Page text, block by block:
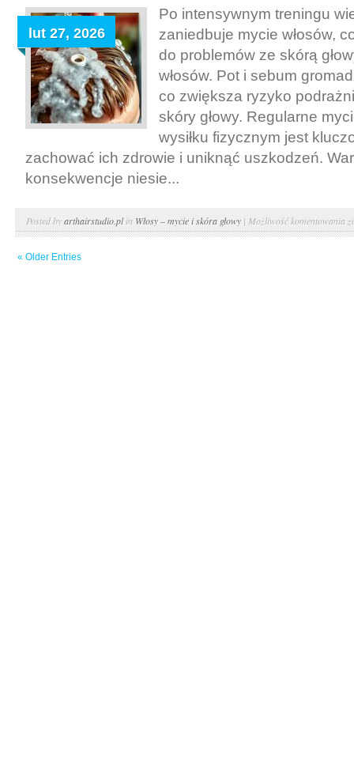
lut 27, 2026
Po intensywnym treningu
zaniedbuje mycie włosów,
do problemów ze skórą
włosów. Pot i sebum
co zwiększa ryzyko
skóry głowy. Regularne
wysiłku fizycznym jest
zachować ich zdrowie i uniknąć uszkodzeń.
konsekwencje niesie...
Posted byarthairstudio.plin Włosy – mycie i skóra głowy | Możliwość komentowania
« Older Entries